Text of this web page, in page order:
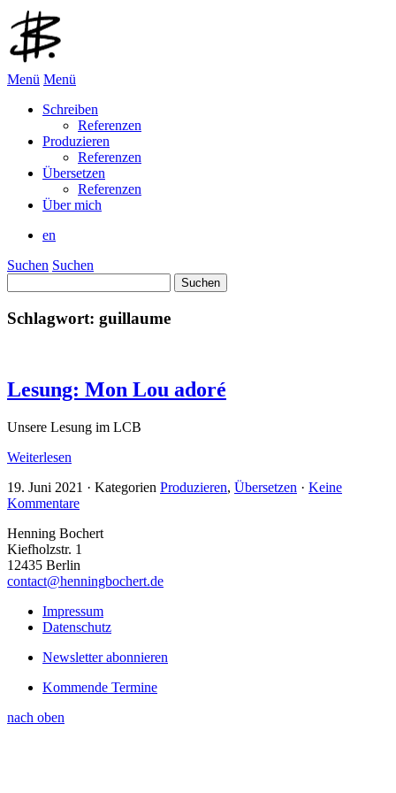
Menü Menü
Schreiben
Referenzen
Produzieren
Referenzen
Übersetzen
Referenzen
Über mich
en
Suchen Suchen
nach:
Schlagwort: guillaume
Lesung: Mon Lou adoré
Unsere Lesung im LCB
Weiterlesen
19. Juni 2021 · Kategorien Produzieren, Übersetzen · Keine
Kommentare
Henning Bochert
Kiefholzstr. 1
12435 Berlin
contact@henningbochert.de
Impressum
Datenschutz
Newsletter abonnieren
Kommende Termine
nach oben